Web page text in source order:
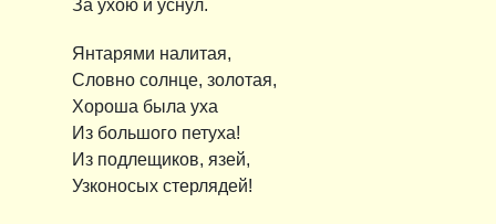
За ухою и уснул.
Янтарями налитая,
Словно солнце, золотая,
Хороша была уха
Из большого петуха!
Из подлещиков, язей,
Узконосых стерлядей!